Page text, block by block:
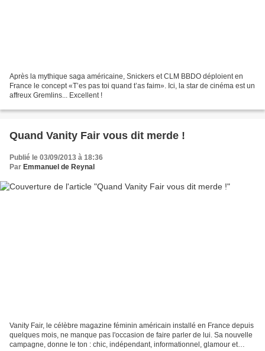
Après la mythique saga américaine, Snickers et CLM BBDO déploient en
France le concept «T’es pas toi quand t’as faim». Ici, la star de cinéma est un
affreux Gremlins... Excellent !
Quand Vanity Fair vous dit merde !
Publié le 03/09/2013 à 18:36
Par Emmanuel de Reynal
Vanity Fair, le célèbre magazine féminin américain installé en France depuis
quelques mois, ne manque pas l'occasion de faire parler de lui. Sa nouvelle
campagne, donne le ton : chic, indépendant, informationnel, glamour et